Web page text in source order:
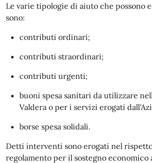
Le varie tipologie di aiuto che possono
sono:
contributi ordinari;
contributi straordinari;
contributi urgenti;
buoni spesa sanitari da utilizzare
Valdera o per i servizi erogati
borse spesa solidali.
Detti interventi sono erogati nel
regolamento per il sostegno economico